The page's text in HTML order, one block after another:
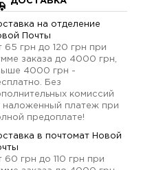
на отделение
Почты
65 грн до 120 грн при
заказа до 4000 грн,
4000 грн -
Без
комиссий
наложенный платеж при
предоплате!
в почтомат Новой
60 грн до 110 грн при